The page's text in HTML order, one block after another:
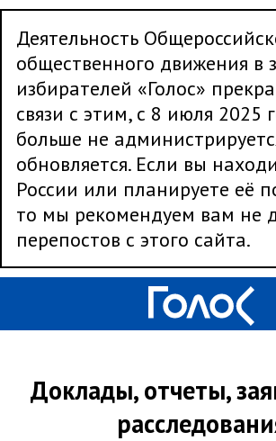
Деятельность
общественного движения в
избирателей «Голос»
связи с этим, с 8 июля 2025
больше не
обновляется. Если вы
России или планируете её
то мы рекомендуем вам не
перепостов с этого сайта.
Доклады, отчеты,